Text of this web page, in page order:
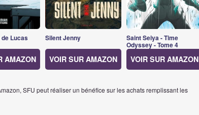
Lucas
AMAZON
Silent Jenny
VOIR SUR AMAZON
Saint Seiya - Time
Odyssey - Tome 4
VOIR SUR AMAZON
SFU peut réaliser un bénéfice sur les achats remplissant les